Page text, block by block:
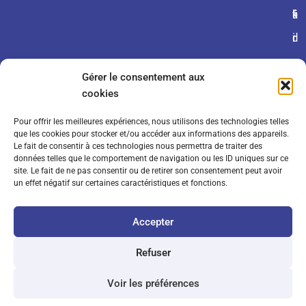
Gérer le consentement aux
cookies
Pour offrir les meilleures expériences, nous utilisons des technologies telles
que les cookies pour stocker et/ou accéder aux informations des appareils.
Le fait de consentir à ces technologies nous permettra de traiter des
données telles que le comportement de navigation ou les ID uniques sur ce
site. Le fait de ne pas consentir ou de retirer son consentement peut avoir
un effet négatif sur certaines caractéristiques et fonctions.
Accepter
Refuser
Voir les préférences
é
r
a
l
fi
d
e
n
k
i
e
s